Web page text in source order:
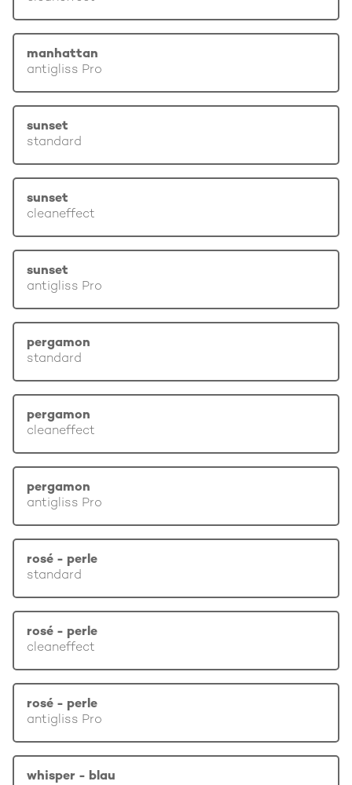
manhattan
antigliss Pro
sunset
standard
sunset
cleaneffect
sunset
antigliss Pro
pergamon
standard
pergamon
cleaneffect
pergamon
antigliss Pro
rosé - perle
standard
rosé - perle
cleaneffect
rosé - perle
antigliss Pro
whisper - blau